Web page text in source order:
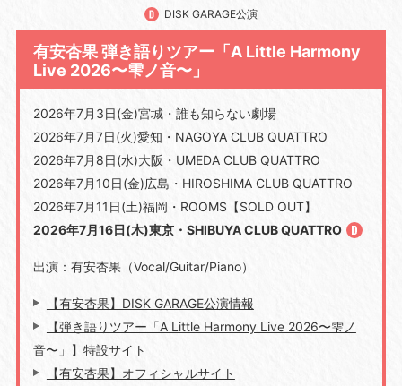
DISK GARAGE公演
有安杏果 弾き語りツアー「A Little Harmony
Live 2026〜雫ノ音〜」
2026年7月3日(金)宮城・誰も知らない劇場
2026年7月7日(火)愛知・NAGOYA CLUB QUATTRO
2026年7月8日(水)大阪・UMEDA CLUB QUATTRO
2026年7月10日(金)広島・HIROSHIMA CLUB QUATTRO
2026年7月11日(土)福岡・ROOMS【SOLD OUT】
2026年7月16日(木)東京・SHIBUYA CLUB QUATTRO
出演：有安杏果（Vocal/Guitar/Piano）
【有安杏果】DISK GARAGE公演情報
【弾き語りツアー「A Little Harmony Live 2026〜雫ノ
音〜」】特設サイト
【有安杏果】オフィシャルサイト